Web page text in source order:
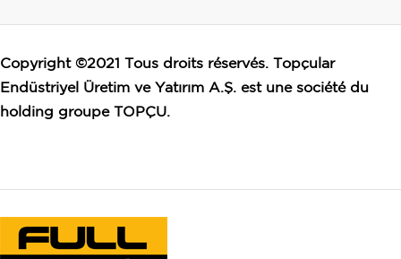
Copyright ©2021 Tous droits réservés. Topçular
Endüstriyel Üretim ve Yatırım A.Ş. est une société du
holding groupe TOPÇU.